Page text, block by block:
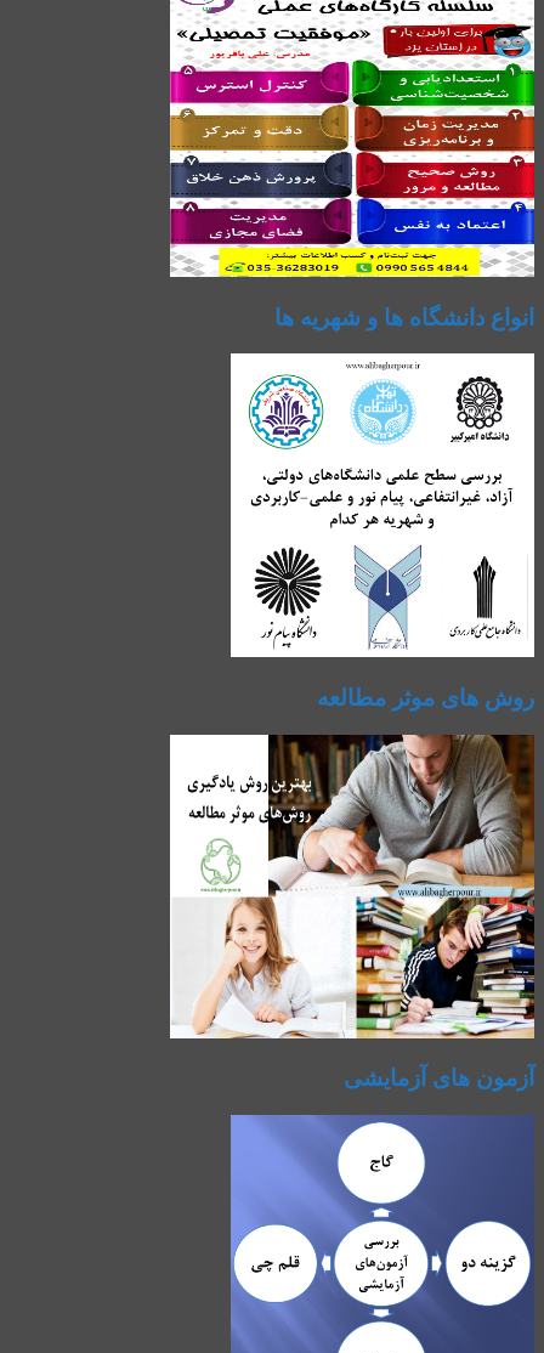
انواع دانشگاه ها و شهریه ها
روش های موثر مطالعه
آزمون های آزمایشی